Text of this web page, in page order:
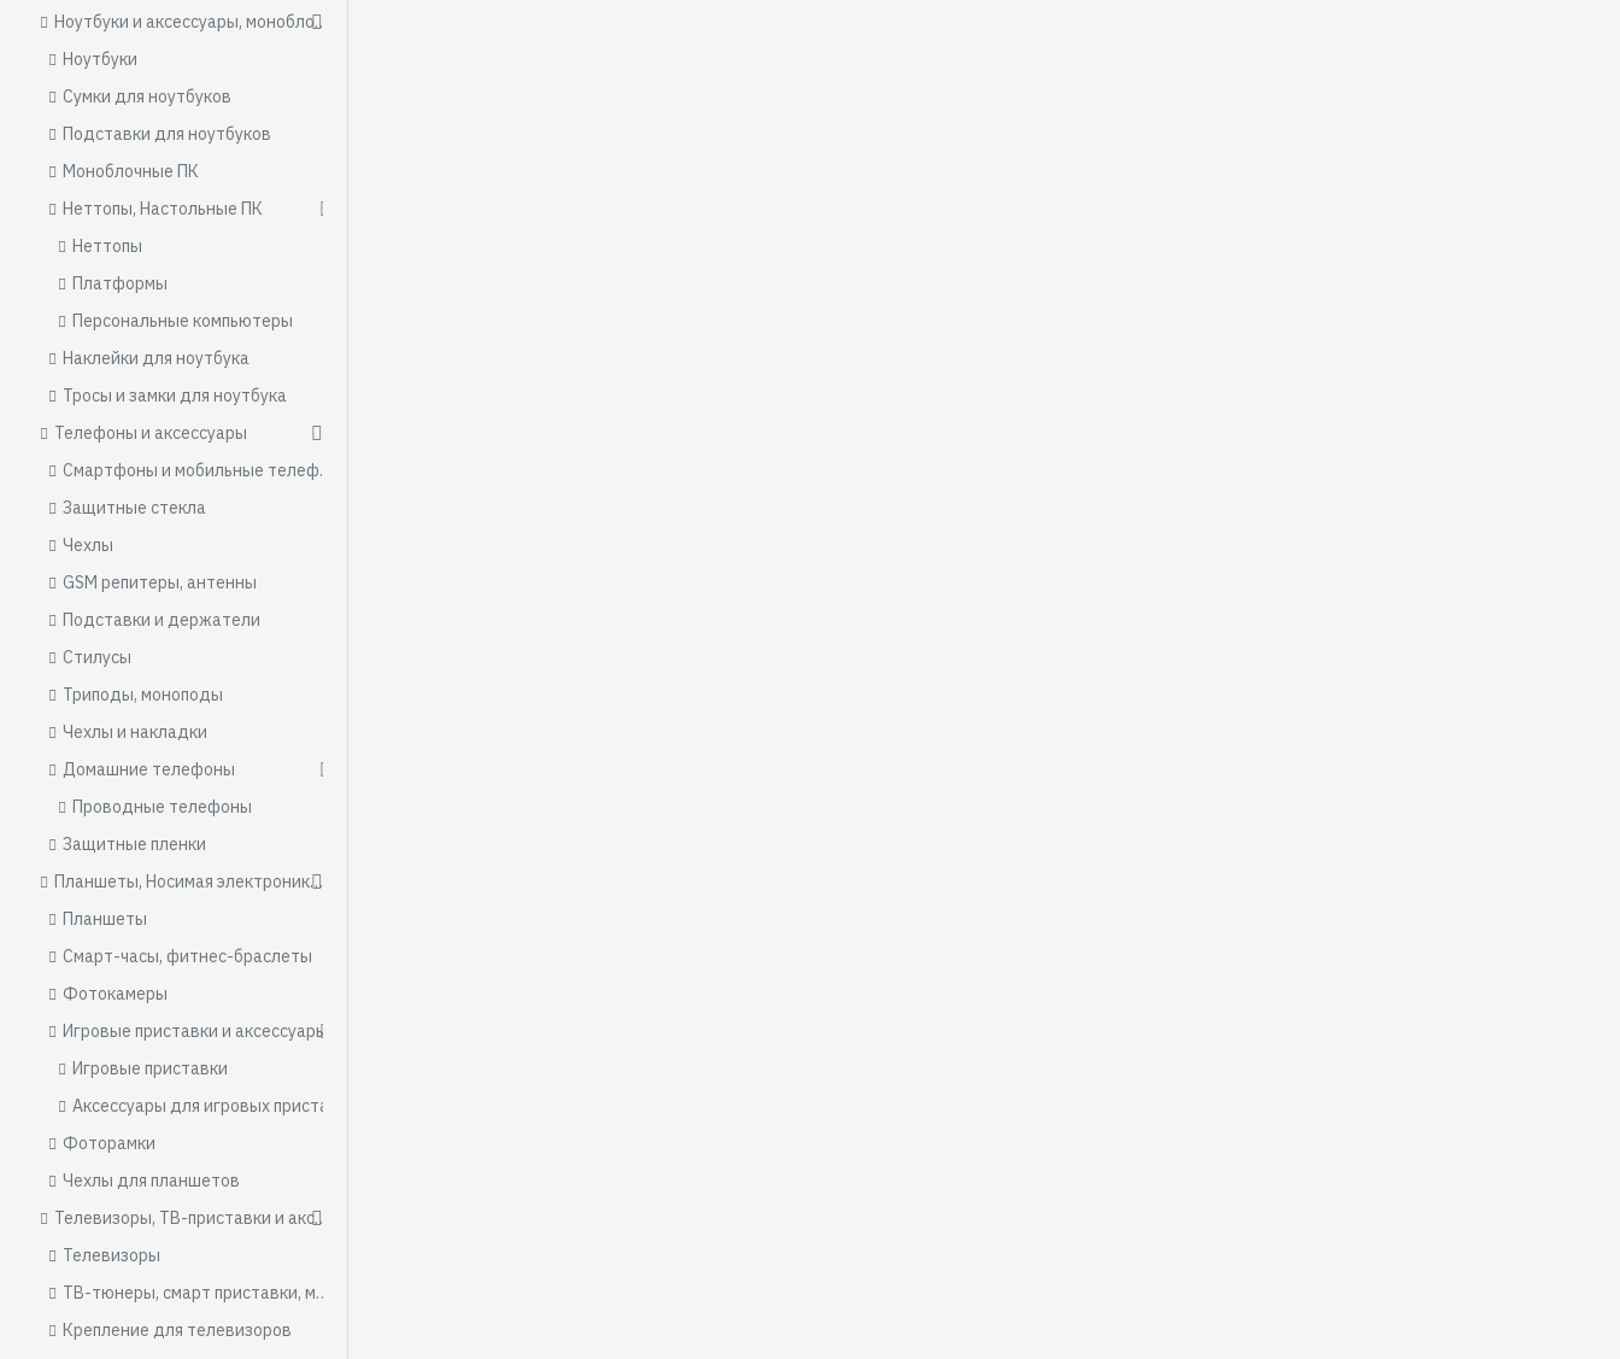
Ноутбуки и аксессуары, моноблоки, ПК
Ноутбуки
Сумки для ноутбуков
Подставки для ноутбуков
Моноблочные ПК
Неттопы, Настольные ПК
Неттопы
Платформы
Персональные компьютеры
Наклейки для ноутбука
Тросы и замки для ноутбука
Телефоны и аксессуары
Смартфоны и мобильные телефоны
Защитные стекла
Чехлы
GSM репитеры, антенны
Подставки и держатели
Стилусы
Триподы, моноподы
Чехлы и накладки
Домашние телефоны
Проводные телефоны
Защитные пленки
Планшеты, Носимая электроника, Игровые приставки
Планшеты
Смарт-часы, фитнес-браслеты
Фотокамеры
Игровые приставки и аксессуары
Игровые приставки
Фоторамки
Чехлы для планшетов
Телевизоры, ТВ-приставки и аксессуары
Телевизоры
ТВ-тюнеры, смарт приставки, медиаплееры
Крепление для телевизоров